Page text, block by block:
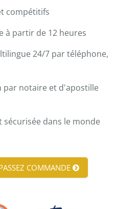
compétitifs
à partir de 12 heures
24/7 par téléphone,
par notaire et d'apostille
dans le monde
COMMANDE